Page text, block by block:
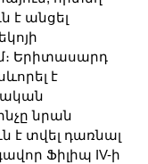
է անցել
Երիտասարդ
է
նրան
է տվել դառնալ
Ֆիլիպ IV-ի